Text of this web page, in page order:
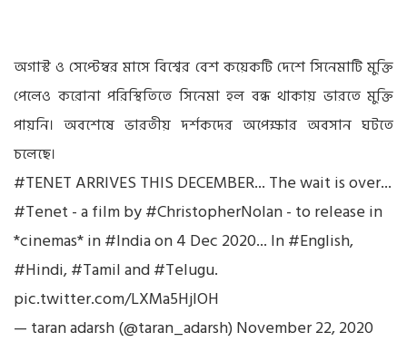
অগাস্ট ও সেপ্টেম্বর মাসে বিশ্বের বেশ কয়েকটি দেশে সিনেমাটি মুক্তি
পেলেও করোনা পরিস্থিতিতে সিনেমা হল বন্ধ থাকায় ভারতে মুক্তি
পায়নি। অবশেষে ভারতীয় দর্শকদের অপেক্ষার অবসান ঘটতে
চলেছে।
#TENETARRIVES THIS DECEMBER... The wait is over...
#Tenet - a film by#ChristopherNolan- to release in
*cinemas* in#Indiaon 4 Dec 2020... In#English,
#Hindi,#Tamiland#Telugu.
pic.twitter.com/LXMa5HjlOH
— taran adarsh (@taran_adarsh)November 22, 2020